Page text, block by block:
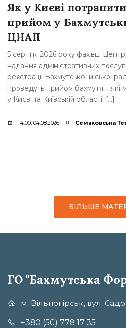
Як у Києві
прийом у
ЦНАП
5 серпня 2026 року фахівці
надання адміністративних послуг
реєстрації Бахмутської міської
проведуть прийом бахмутян, які
у Києві та Київській області. […]
14:00, 04.08.2026 Семаковська
БІЛЬШЕ
ГО "Бахмутська
м. Вільногірськ, вул.
+380 (50) 778 17 35